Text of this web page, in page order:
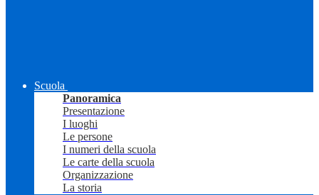
Scuola
Panoramica
Presentazione
I luoghi
Le persone
I numeri della scuola
Le carte della scuola
Organizzazione
La storia